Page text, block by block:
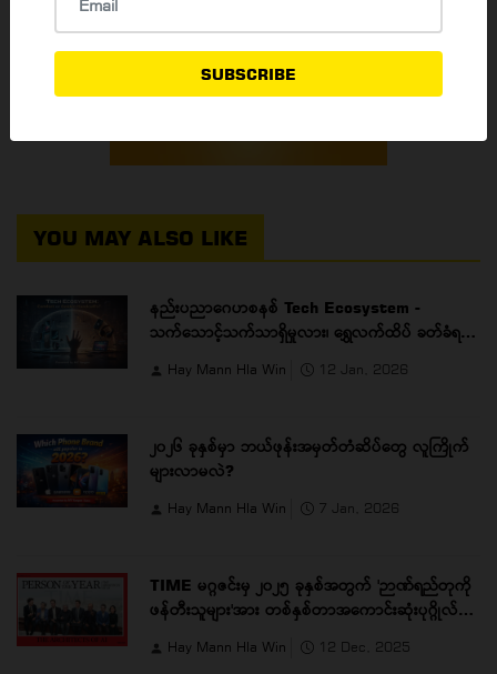
SUBSCRIBE
YOU MAY ALSO LIKE
နည်းပညာဂေဟစနစ် Tech Ecosystem -
သက်သောင့်သက်သာရှိမှုလား၊ ရွှေလက်ထိပ် ခတ်ခံရ
Hay Mann Hla Win 12 Jan, 2026
၂၀၂၆ ခုနှစ်မှာ ဘယ်ဖုန်းအမှတ်တံဆိပ်တွေ လူကြိုက်
များလာမလဲ?
Hay Mann Hla Win 7 Jan, 2026
TIME မဂ္ဂဇင်းမှ ၂၀၂၅ ခုနှစ်အတွက် 'ဉာဏ်ရည်တုကို
ဖန်တီးသူများ'အား တစ်နှစ်တာအကောင်းဆုံးပုဂ္ဂိုလ်
Hay Mann Hla Win 12 Dec, 2025